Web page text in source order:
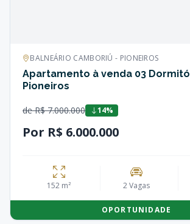
BALNEÁRIO CAMBORIÚ - PIONEIROS
Apartamento à venda 03
Pioneiros
de R$ 7.000.000 14%
Por R$ 6.000.000
152 m² 2 Vagas
OPORTUNIDADE